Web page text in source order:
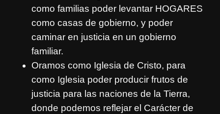
como familias poder levantar HOGARES
como casas de gobierno, y poder
caminar en justicia en un gobierno
familiar.
Oramos como Iglesia de Cristo, para
como Iglesia poder producir frutos de
justicia para las naciones de la Tierra,
donde podemos reflejar el Carácter de